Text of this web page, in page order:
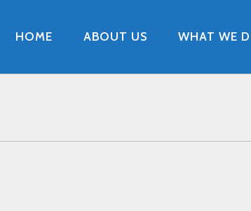
HOME ABOUT US WHAT WE